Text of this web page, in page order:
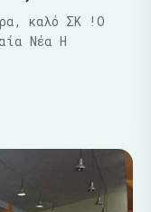
καλό ΣΚ !Ο
Νέα Η